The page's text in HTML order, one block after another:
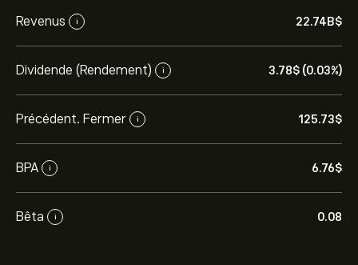
Revenus i 22.74B‎$‎
Dividende (Rendement) i 3.78‎$‎ (0.03%)
Précédent. Fermer i 125.73‎$‎
BPA i 6.76‎$‎
Bêta i 0.08